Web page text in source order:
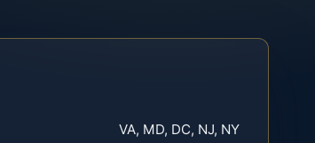
VA, MD, DC, NJ, NY